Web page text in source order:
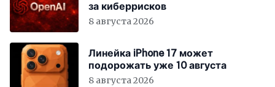
за киберрисков
8 августа 2026
Линейка iPhone 17 может
подорожать уже 10 августа
8 августа 2026